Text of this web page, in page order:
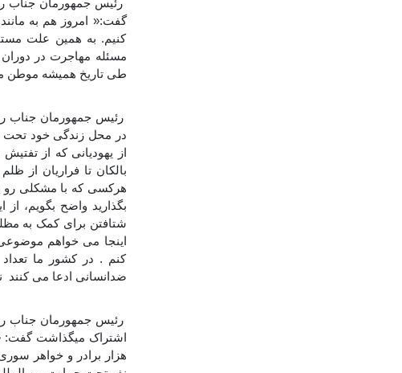
رئیس جمهورمان جناب
گفت:« امروز هم به
کنیم. به همین علت
مسئله مهاجرت در دوران
طی تاریخ همیشه موطن
رئیس جمهورمان جناب
در محل زندگی خود تحت
از یهودیانی که از
بالکان تا فراریان از
هرکسی که با مشکلی رو
بگذارید واضح بگویم،
شتافتن برای کمک به
اینجا می خواهم موضوعی
کنم . در کشور ما
ضدانسانی ادعا می
رئیس جمهورمان جناب